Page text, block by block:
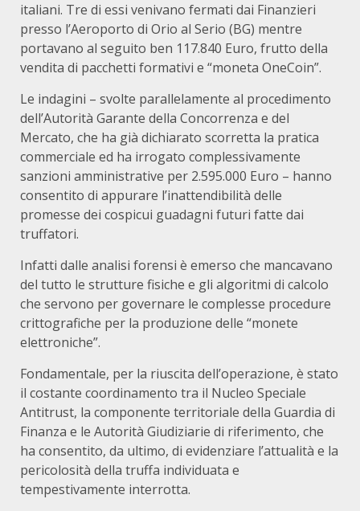
italiani. Tre di essi venivano fermati dai Finanzieri
presso l’Aeroporto di Orio al Serio (BG) mentre
portavano al seguito ben 117.840 Euro, frutto della
vendita di pacchetti formativi e “moneta OneCoin”.
Le indagini – svolte parallelamente al procedimento
dell’Autorità Garante della Concorrenza e del
Mercato, che ha già dichiarato scorretta la pratica
commerciale ed ha irrogato complessivamente
sanzioni amministrative per 2.595.000 Euro – hanno
consentito di appurare l’inattendibilità delle
promesse dei cospicui guadagni futuri fatte dai
truffatori.
Infatti dalle analisi forensi è emerso che mancavano
del tutto le strutture fisiche e gli algoritmi di calcolo
che servono per governare le complesse procedure
crittografiche per la produzione delle “monete
elettroniche”.
Fondamentale, per la riuscita dell’operazione, è stato
il costante coordinamento tra il Nucleo Speciale
Antitrust, la componente territoriale della Guardia di
Finanza e le Autorità Giudiziarie di riferimento, che
ha consentito, da ultimo, di evidenziare l’attualità e la
pericolosità della truffa individuata e
tempestivamente interrotta.